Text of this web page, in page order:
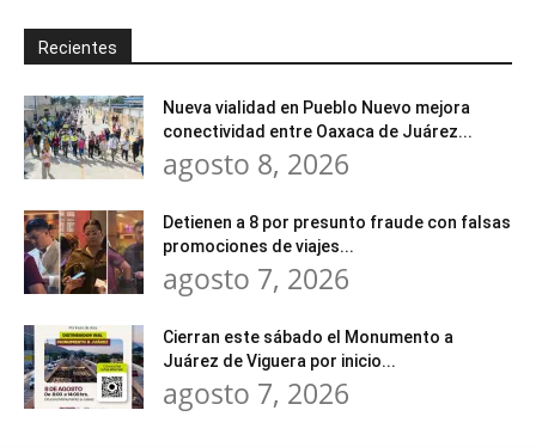
Recientes
Nueva vialidad en Pueblo Nuevo mejora
conectividad entre Oaxaca de Juárez...
agosto 8, 2026
Detienen a 8 por presunto fraude con falsas
promociones de viajes...
agosto 7, 2026
Cierran este sábado el Monumento a
Juárez de Viguera por inicio...
agosto 7, 2026